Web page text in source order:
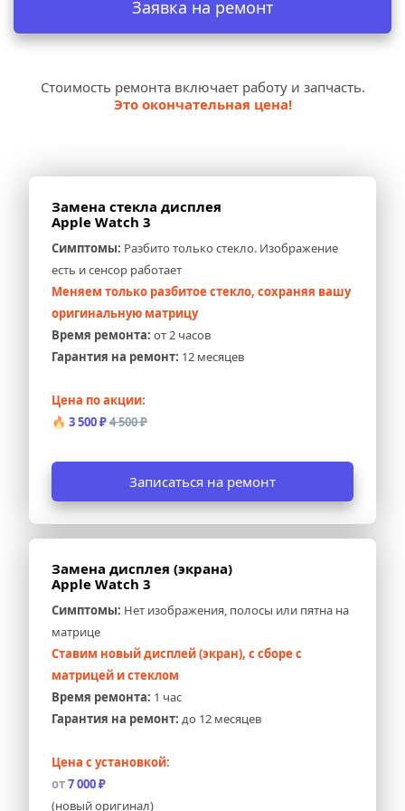
Заявка на ремонт
Стоимость ремонта включает работу и запчасть.
Это окончательная цена!
Замена стекла дисплея
Apple Watch 3
Симптомы: Разбито только стекло. Изображение
есть и сенсор работает
Меняем только разбитое стекло, сохраняя вашу
оригинальную матрицу
Время ремонта: от 2 часов
Гарантия на ремонт: 12 месяцев
Цена по акции:
🔥 3 500 ₽ 4 500 ₽
Записаться на ремонт
Замена дисплея (экрана)
Apple Watch 3
Симптомы: Нет изображения, полосы или пятна на
матрице
Ставим новый дисплей (экран), с сборе с
матрицей и стеклом
Время ремонта: 1 час
Гарантия на ремонт: до 12 месяцев
Цена с установкой:
от 7 000 ₽
(новый оригинал)